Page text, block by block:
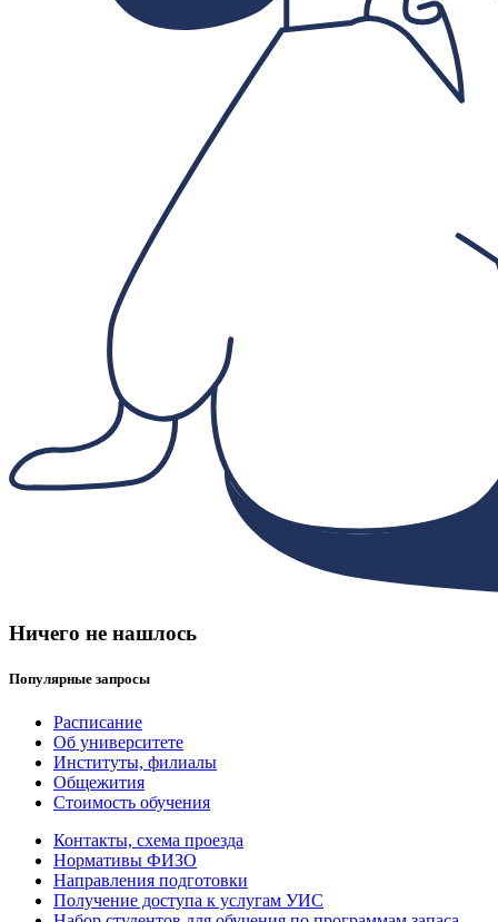
Ничего не нашлось
Популярные запросы
Расписание
Об университете
Институты, филиалы
Общежития
Стоимость обучения
Контакты, схема проезда
Нормативы ФИЗО
Направления подготовки
Получение доступа к услугам УИС